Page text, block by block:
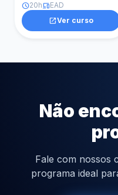
schedule20hdevicesEAD
open_in_newVer curso
Não
Fale com nossos
programa ideal